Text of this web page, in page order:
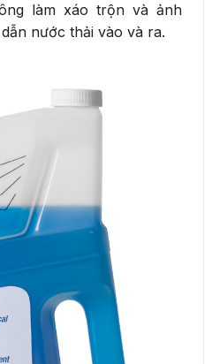
làm xáo trộn và ảnh
nước thải vào và ra.